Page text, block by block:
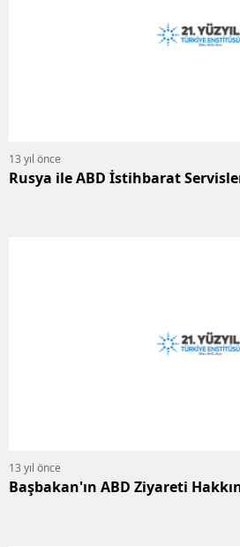
13 yıl önce
Rusya ile ABD İstihbarat
13 yıl önce
Başbakan'ın ABD Ziyareti